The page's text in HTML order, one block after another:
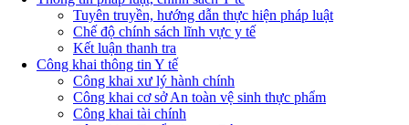
Tuyên truyền, hướng dẫn thực hiện pháp luật
Chế độ chính sách lĩnh vực y tế
Kết luận thanh tra
Công khai thông tin Y tế
Công khai xư lý hành chính
Công khai cơ sở An toàn vệ sinh thực phẩm
Công khai tài chính